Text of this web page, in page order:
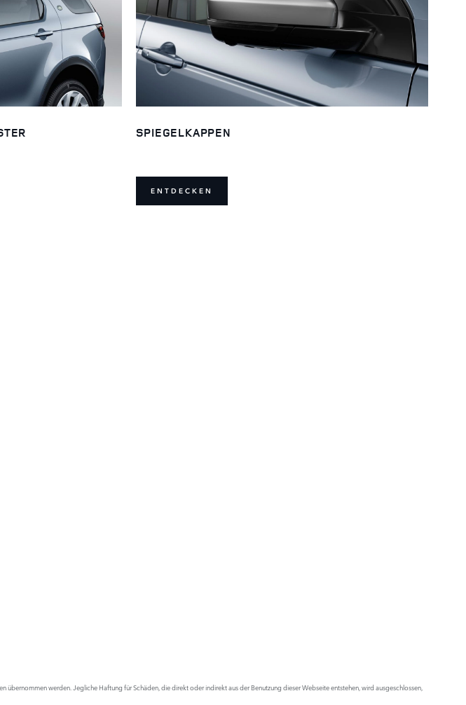
SPIEGELKAPPEN
ENTDECKEN
werden. Jegliche Haftung für Schäden, die direkt oder indirekt aus der Benutzung dieser Webseite entstehen, wird ausgeschlossen,